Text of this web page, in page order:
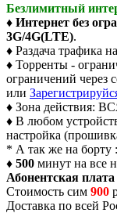
Безлимитный
♦ Интернет без
3G/4G(LTE).
♦ Раздача трафика
♦ Торренты -
ограничений через
или
♦ Зона действия:
♦ В любом
настройка
* А так же на борту :
♦ 500 минут на все
Абонентская
Стоимость сим 900
Доставка по всей